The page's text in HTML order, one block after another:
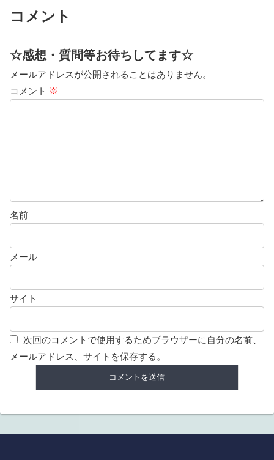
コメント
☆感想・質問等お待ちしてます☆
メールアドレスが公開されることはありません。
コメント ※
名前
メール
サイト
次回のコメントで使用するためブラウザーに自分の名前、
メールアドレス、サイトを保存する。